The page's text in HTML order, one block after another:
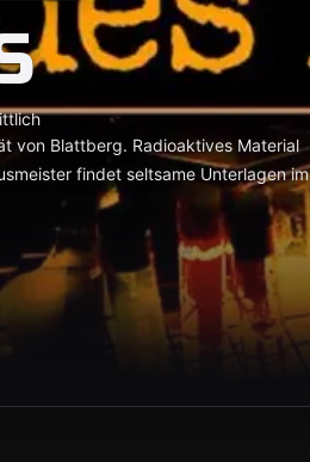
von Blattberg. Radioaktives Material
findet seltsame Unterlagen im